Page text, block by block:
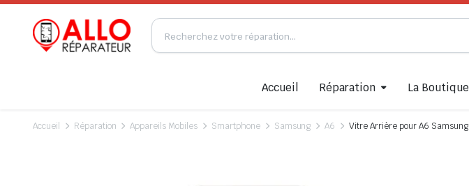
Accueil Réparation La Boutique
Accueil Réparation Appareils Mobiles Smartphone Samsung A6 Vitre Arrière pour A6 Samsung